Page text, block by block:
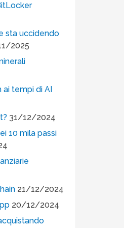
sta uccidendo
2025
tempi di AI
31/12/2024
10 mila passi
21/12/2024
20/12/2024